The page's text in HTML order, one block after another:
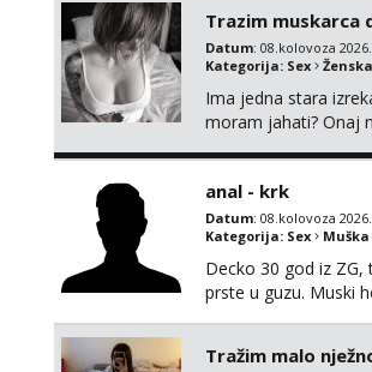
Trazim muskarca
Datum: 08.kolovoza 2026.
Kategorija: Sex
Ima jedna stara
moram jahati? Onaj
anal - krk
Datum: 08.kolovoza 2026.
Kategorija: Sex
Decko 30 god iz
prste u guzu. Muski
Tražim malo